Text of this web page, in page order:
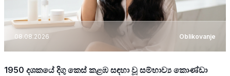
08.08.2026 Oblikovanje
1950 දශකයේ දිගු කෙස් කළඹ සඳහා වූ සම්භාව්‍ය කොණ්ඩා